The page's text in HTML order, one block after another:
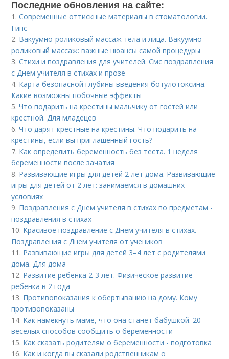
Последние обновления на сайте:
1.Современные оттискные материалы в стоматологии.
Гипс
2. Вакуумно-роликовый массаж тела и лица. Вакуумно-
роликовый массаж: важные нюансы самой процедуры
3.Стихи и поздравления для учителей. Смс поздравления
с Днем учителя в стихах и прозе
4. Карта безопасной глубины введения ботулотоксина.
Какие возможны побочные эффекты
5.Что подарить на крестины мальчику от гостей или
крестной. Для младецев
6.Что дарят крестные на крестины. Что подарить на
крестины, если вы приглашенный гость?
7. Как определить беременность без теста. 1 неделя
беременности после зачатия
8. Развивающие игры для детей 2 лет дома. Развивающие
игры для детей от 2 лет: занимаемся в домашних
условиях
9. Поздравления с Днем учителя в стихах по предметам -
поздравления в стихах
10. Красивое поздравление с Днем учителя в стихах.
Поздравления с Днем учителя от учеников
11. Развивающие игры для детей 3–4 лет с родителями
дома. Для дома
12. Развитие ребёнка 2-3 лет. Физическое развитие
ребенка в 2 года
13. Противопоказания к обертыванию на дому. Кому
противопоказаны
14. Как намекнуть маме, что она станет бабушкой. 20
весёлых способов сообщить о беременности
15. Как сказать родителям о беременности - подготовка
16. Как и когда вы сказали родственникам о